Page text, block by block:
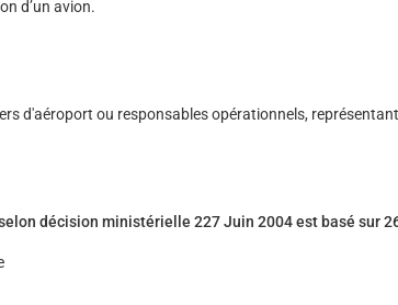
d’un avion.
d'aéroport ou responsables opérationnels,
décision ministérielle 227 Juin 2004 est basé sur